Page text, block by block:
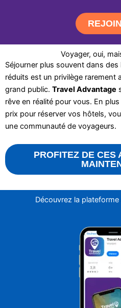
Voyager, oui,
Séjourner plus souvent dans
réduits est un privilège rarement
grand public. Travel Advantage
rêve en réalité pour vous. En
prix pour réserver vos hôtels,
une communauté de voyageurs.
PROFITEZ DE CES
Découvrez la